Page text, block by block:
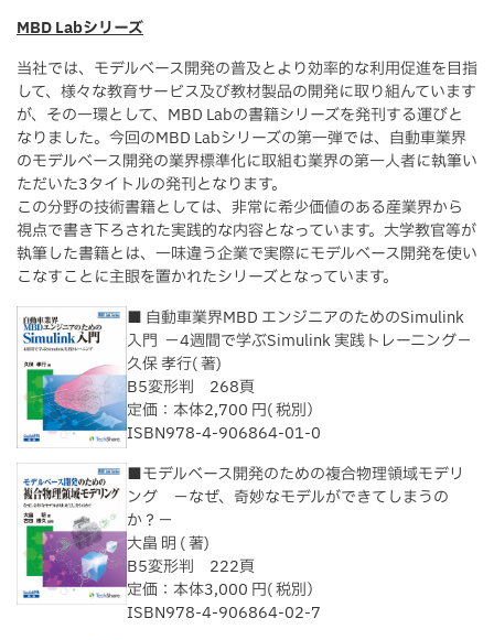
MBD Labシリーズ
当社では、モデルベース開発の普及とより効率的な利用促進を目指
して、様々な教育サービス及び教材製品の開発に取り組んています
が、その一環として、MBD Labの書籍シリーズを発刊する運びと
なりました。今回のMBD Labシリーズの第一弾では、自動車業界
のモデルベース開発の業界標準化に取組む業界の第一人者に執筆い
ただいた3タイトルの発刊となります。
この分野の技術書籍としては、非常に希少価値のある産業界から
視点で書き下ろされた実践的な内容となっています。大学教官等が
執筆した書籍とは、一味違う企業で実際にモデルベース開発を使い
こなすことに主眼を置かれたシリーズとなっています。
■ 自動車業界MBD エンジニアのためのSimulink
入門 －4週間で学ぶSimulink 実践トレーニング－
久保 孝行( 著)
B5変形判 268頁
定価：本体2,700 円( 税別）
ISBN978-4-906864-01-0
■モデルベース開発のための複合物理領域モデリ
ング －なぜ、奇妙なモデルができてしまうの
か？－
大畠 明 ( 著)
B5変形判 222頁
定価：本体3,000 円( 税別）
ISBN978-4-906864-02-7